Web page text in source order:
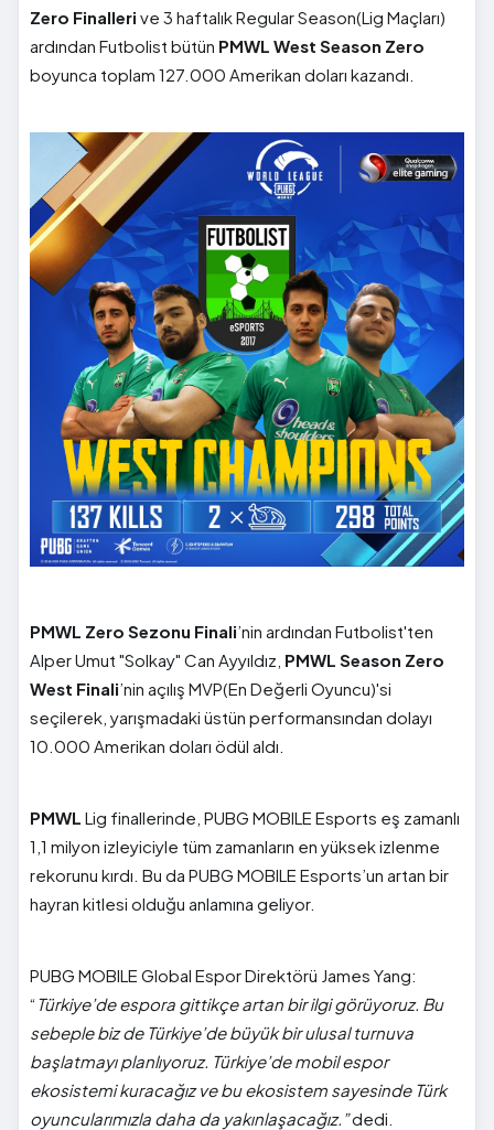
Zero Finalleri ve 3 haftalık Regular Season(Lig Maçları)
ardından Futbolist bütün PMWL West Season Zero
boyunca toplam 127.000 Amerikan doları kazandı.
PMWL Zero Sezonu Finali’nin ardından Futbolist'ten
Alper Umut "Solkay" Can Ayyıldız, PMWL Season Zero
West Finali’nin açılış MVP(En Değerli Oyuncu)'si
seçilerek, yarışmadaki üstün performansından dolayı
10.000 Amerikan doları ödül aldı.
PMWL Lig finallerinde, PUBG MOBILE Esports eş zamanlı
1,1 milyon izleyiciyle tüm zamanların en yüksek izlenme
rekorunu kırdı. Bu da PUBG MOBILE Esports’un artan bir
hayran kitlesi olduğu anlamına geliyor.
PUBG MOBILE Global Espor Direktörü James Yang:
“Türkiye’de espora gittikçe artan bir ilgi görüyoruz. Bu
sebeple biz de Türkiye’de büyük bir ulusal turnuva
başlatmayı planlıyoruz. Türkiye’de mobil espor
ekosistemi kuracağız ve bu ekosistem sayesinde Türk
oyuncularımızla daha da yakınlaşacağız.”dedi.